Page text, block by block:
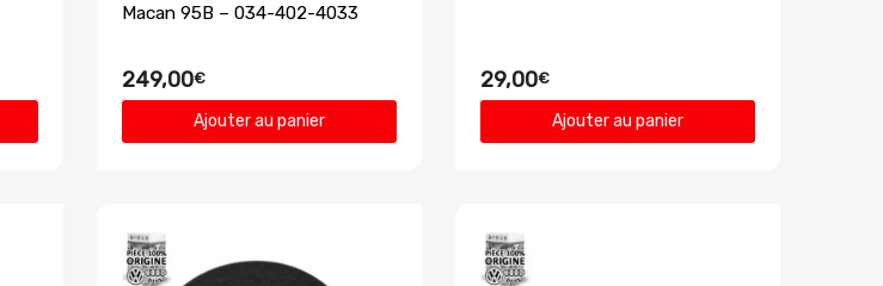
Macan 95B – 034-402-4033
249,00€
Ajouter au panier
29,00€
Ajouter au panier